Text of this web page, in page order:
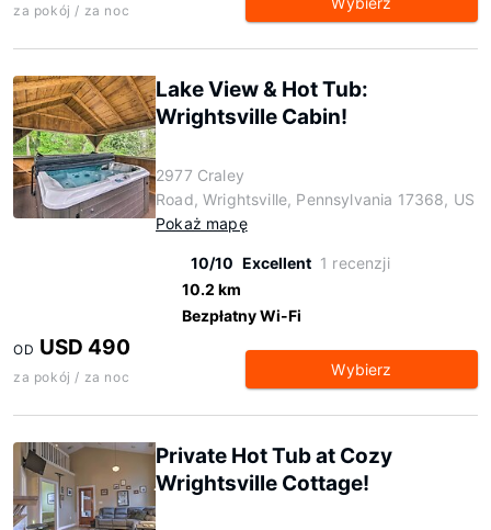
za pokój / za noc
Lake View & Hot Tub:
Wrightsville Cabin!
2977 Craley
Road, Wrightsville, Pennsylvania 17368, US
Pokaż mapę
10/10 Excellent 1 recenzji
10.2 km
Bezpłatny Wi-Fi
OD USD 490
za pokój / za noc Wybierz
Private Hot Tub at Cozy
Wrightsville Cottage!